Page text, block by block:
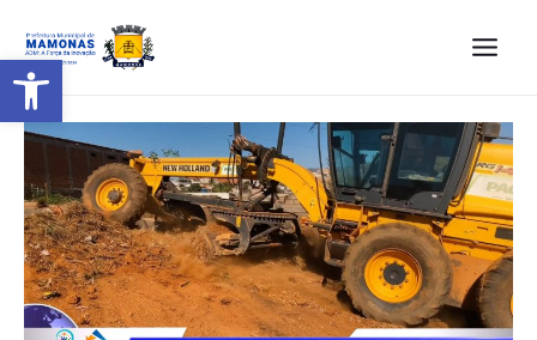
Barra de Ferramentas Aberta